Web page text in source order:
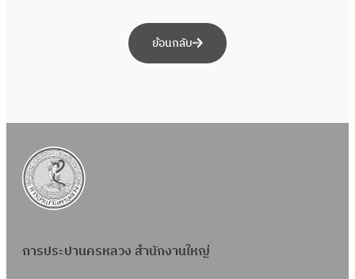
ย้อนกลับ
การประปานครหลวง สำนักงานใหญ่